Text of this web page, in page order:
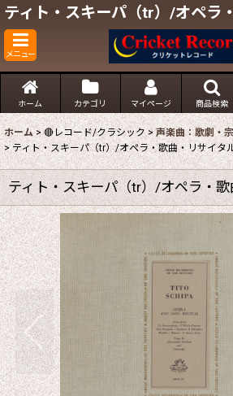
ティト・スキーパ（tr）/オペラ
メニュー
ホーム カテゴリ マイページ 商品検索
ホーム > 🔴レコード/クラシック > 声楽曲：歌劇・
> ティト・スキーパ（tr）/オペラ・歌曲・リサイタ
ティト・スキーパ（tr）/オペラ・